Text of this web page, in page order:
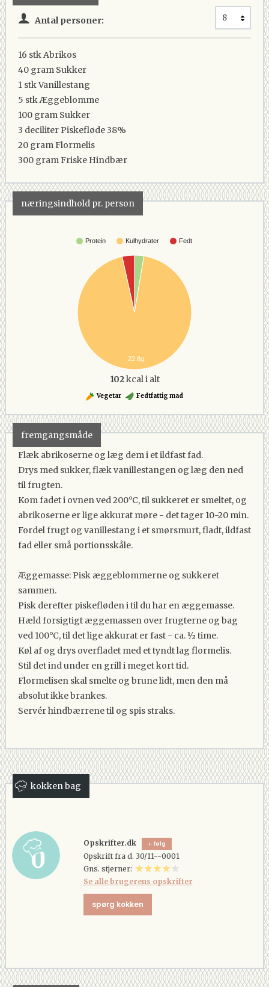
Antal personer:
16 stkAbrikos
40 gram Sukker
1 stkVanillestang
5 stkÆggeblomme
100 gram Sukker
3 deciliterPiskefløde 38%
20 gramFlormelis
300 gramFriske Hindbær
næringsindhold pr. person
Protein Kulhydrater Fedt
22.8g
102kcal i alt
Vegetar Fedtfattig mad
fremgangsmåde
Flæk abrikoserne og læg dem i et ildfast fad.
Drys med sukker, flæk vanillestangen og læg den ned
til frugten.
Kom fadet i ovnen ved 200°C, til sukkeret er smeltet, og
abrikoserne er lige akkurat møre - det tager 10-20 min.
Fordel frugt og vanillestang i et smørsmurt, fladt, ildfast
fad eller små portionsskåle.
Æggemasse: Pisk æggeblommerne og sukkeret
sammen.
Pisk derefter piskefløden i til du har en æggemasse.
Hæld forsigtigt æggemassen over frugterne og bag
ved 100°C, til det lige akkurat er fast - ca. ½ time.
Køl af og drys overfladet med et tyndt lag flormelis.
Stil det ind under en grill i meget kort tid.
Flormelisen skal smelte og brune lidt, men den må
absolut ikke brankes.
Servér hindbærrene til og spis straks.
kokken bag
Opskrifter.dk følg
Opskrift fra d. 30/11--0001
Gns. stjerner:
Se alle brugerens opskrifter
spørg kokken